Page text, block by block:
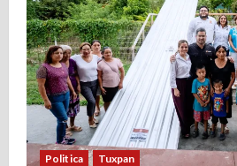
Politica Tuxpan